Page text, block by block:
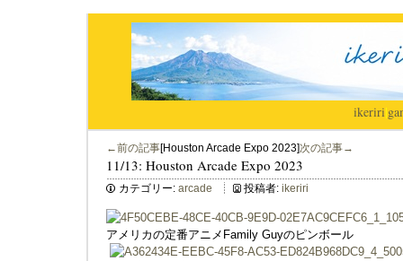
ikeriri|
←前の記事[Houston Arcade Expo 2023]次の記事→
11/13: Houston Arcade Expo 2023
カテゴリー: arcade 投稿者: ikeriri
アメリカの定番アニメFamily Guyのピンボール